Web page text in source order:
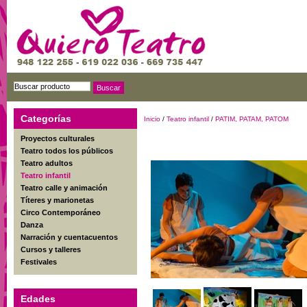
Categorías
Proyectos culturales
Teatro todos los públicos
Teatro adultos
Teatro infantil
Teatro calle y animación
Títeres y marionetas
Circo Contemporáneo
Danza
Narración y cuentacuentos
Cursos y talleres
Festivales
Edades
Inicio / Teatro infantil / PATIM, PATAM, PATOM